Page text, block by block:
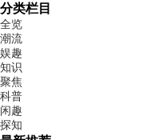
分类栏目
全览
潮流
娱趣
知识
聚焦
科普
闲趣
探知